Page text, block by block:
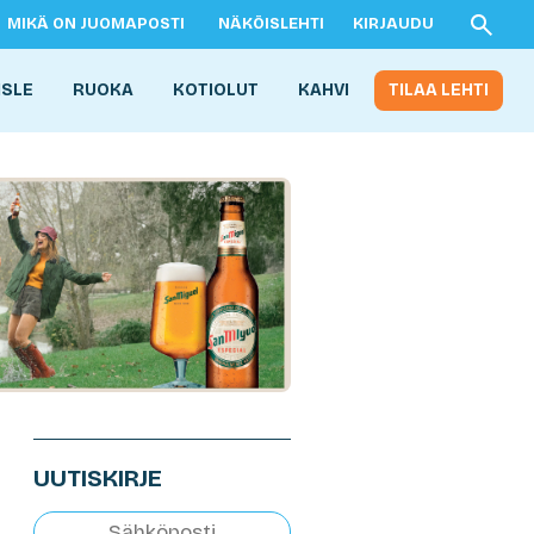
MIKÄ ON JUOMAPOSTI NÄKÖISLEHTI KIRJAUDU
RUOKA KOTIOLUT KAHVI TILAA LEHTI
UUTISKIRJE